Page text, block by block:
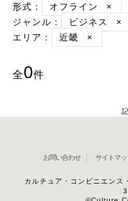
形式：
オフライン
×
ジャンル：
ビジネス
×
エリア：
近畿 ×
全0件
お問い合わせ サイトマッ
カルチュア・コンビニエン